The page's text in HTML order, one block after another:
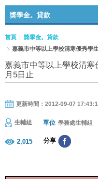
獎學金。貸款
首頁
獎學金。貸款
嘉義市中等以上學校清寒優秀學
嘉義市中等以上學校清
月5日止
更新時間：2012-09-07
生輔組 單位 學務處生輔組
2,015 分享